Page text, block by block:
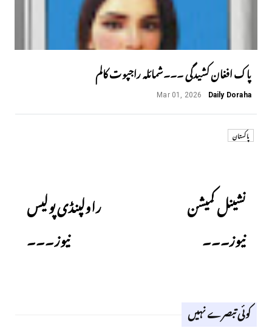
پاک افغان کشیدگی ۔۔۔شمائلہ راجپوت کالم
Daily Doraha
Mar 01, 2026
پاکستان
Previous
نشینل کمیشن
نیوز۔۔۔
راولپنڈی پولیس
نیوز۔۔۔
کوئی تبصرے نہیں